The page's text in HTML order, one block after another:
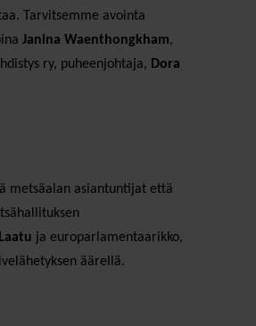
Tarvitsemme avointa
Janina Waenthongkham,
ry, puheenjohtaja, Dora
metsäalan asiantuntijat että
ja europarlamentaarikko,
äärellä.